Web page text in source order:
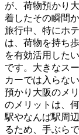
が、荷物預かり
着したその瞬間
旅行中、特にホ
は、荷物を持ち
を有効活用した
です。大きなス
カーでは入らな
預かり大阪のメ
のメリットは、
駅やなんば駅周
るため、手ぶら